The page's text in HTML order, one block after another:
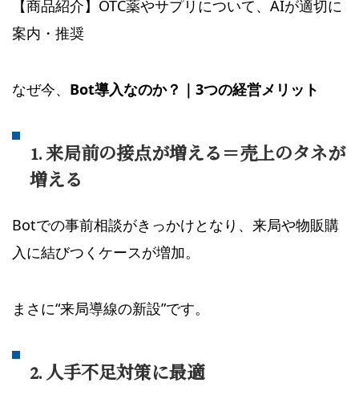
【商品紹介】OTC薬やサプリについて、AIが適切に
案内・推奨
なぜ今、 Bot導入なのか？｜3つの経営メリット
1. 来局前の接点が増える＝売上のタネが
増える
Botでの事前相談がきっかけとなり、来局や物販購
入に結びつくケースが増加。
まさに“来局導線の新設”です。
2. 人手不足対策に最適